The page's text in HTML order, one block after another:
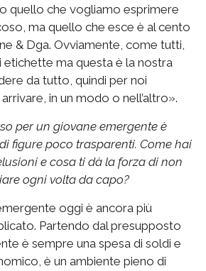
quello che vogliamo esprimere
ma quello che esce è al cento
& Dga. Ovviamente, come tutti,
etichette ma questa è la nostra
da tutto, quindi per noi
in un modo o nell’altro».
per un giovane emergente è
figure poco trasparenti. Come hai
e cosa ti dà la forza di non
ogni volta da capo?
oggi è ancora più
Partendo dal presupposto
è sempre una spesa di soldi e
è un ambiente pieno di